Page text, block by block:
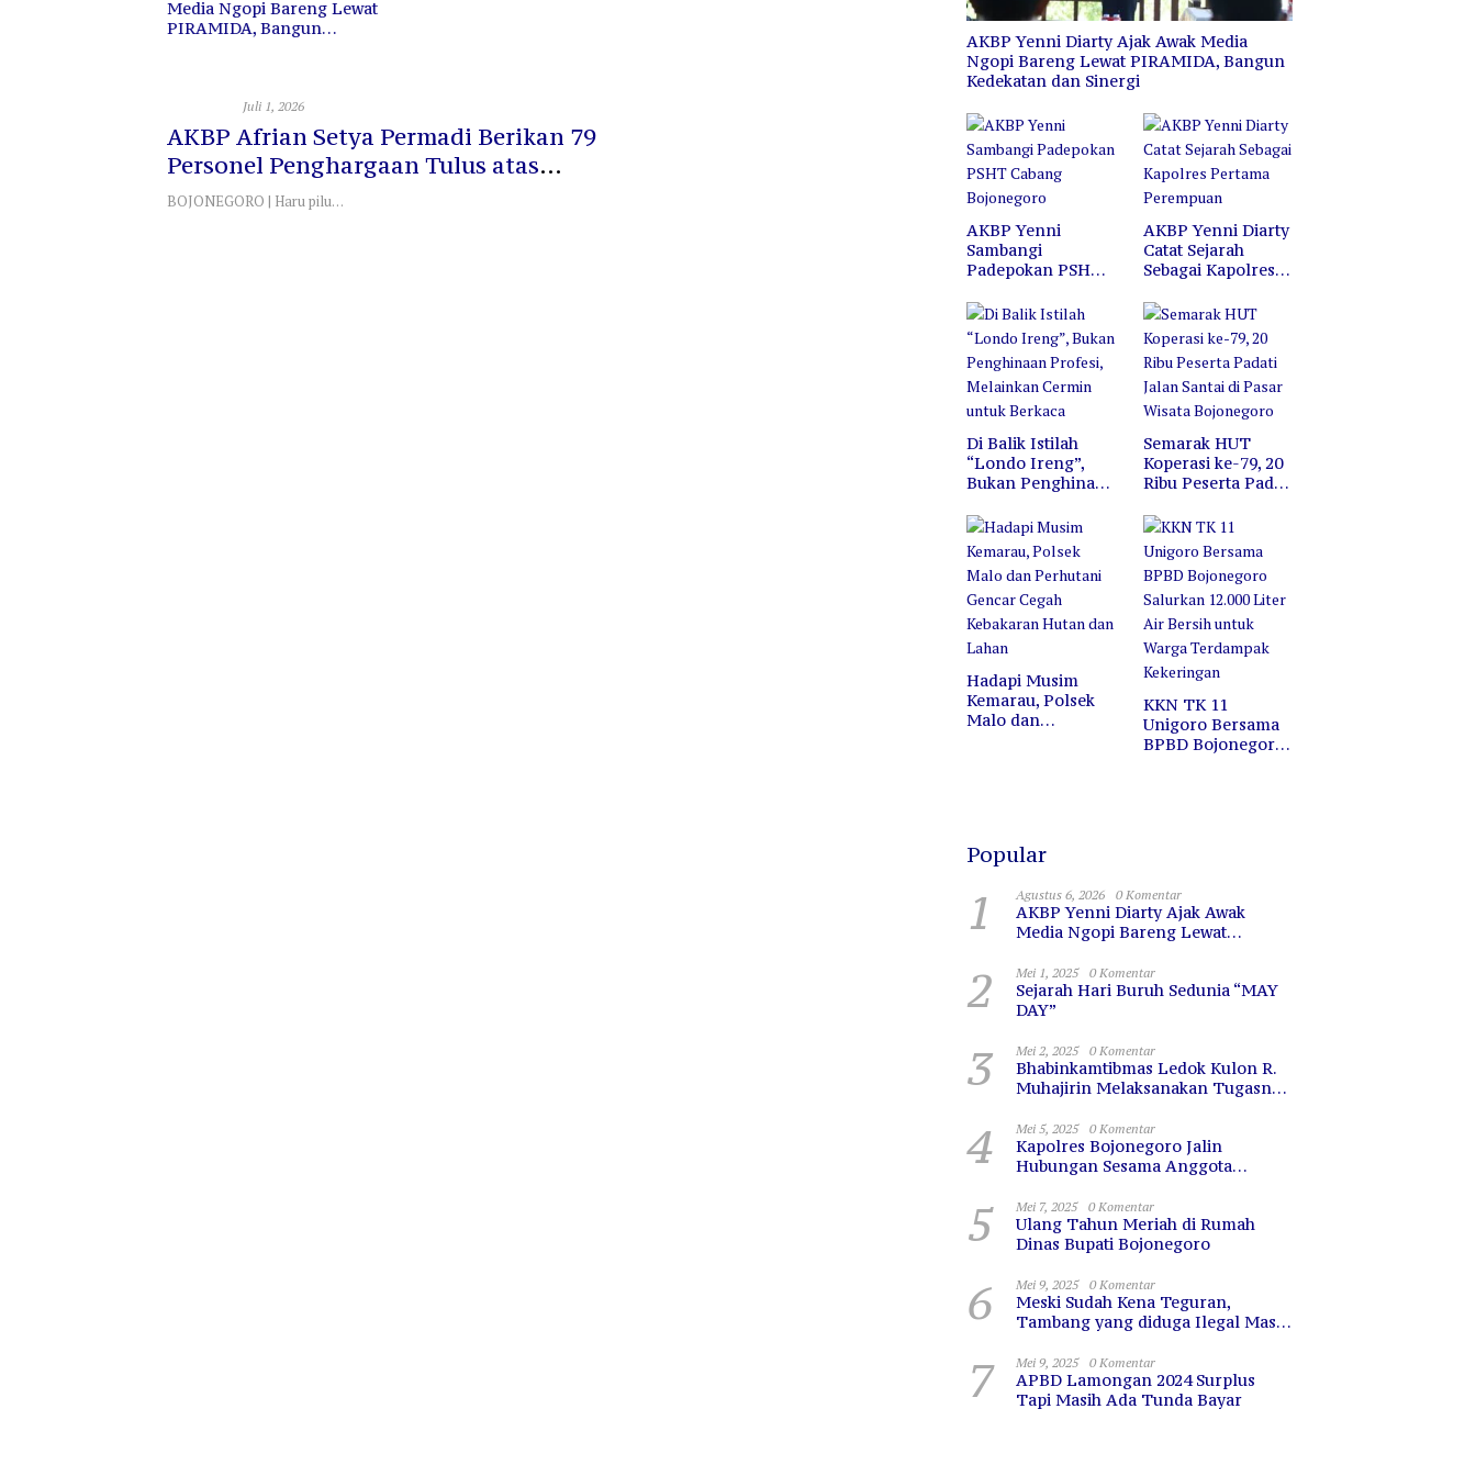
Media Ngopi Bareng Lewat
PIRAMIDA, Bangun
Bojonegoro
Juli 1, 2026
AKBP Afrian Setya Permadi Berikan 79
Personel Penghargaan Tulus atas
Dedikasi
BOJONEGORO | Haru pilu…
AKBP Yenni Diarty Ajak Awak Media
Ngopi Bareng Lewat PIRAMIDA, Bangun
Kedekatan dan Sinergi
AKBP Yenni
Sambangi
Padepokan PSHT
Bojonegoro
AKBP Yenni Diarty
Catat Sejarah
Sebagai Kapolres
Perempuan
Di Balik Istilah
“Londo Ireng”,
Bukan Penghinaan
Cermin untuk
Berkaca
Semarak HUT
Koperasi ke-79, 20
Ribu Peserta Padati
Pasar Wisata
Bojonegoro
Hadapi Musim
Kemarau, Polsek
Malo dan
KKN TK 11
Unigoro Bersama
BPBD Bojonegoro
Popular
1 Agustus 6, 2026 0 Komentar
AKBP Yenni Diarty Ajak Awak
Media Ngopi Bareng Lewat
Sinergi
2 Mei 1, 2025 0 Komentar
Sejarah Hari Buruh Sedunia “MAY
DAY”
3 Mei 2, 2025 0 Komentar
Bhabinkamtibmas Ledok Kulon R.
Muhajirin Melaksanakan Tugasnya
4 Mei 5, 2025 0 Komentar
Kapolres Bojonegoro Jalin
Hubungan Sesama Anggota
5 Mei 7, 2025 0 Komentar
Ulang Tahun Meriah di Rumah
Dinas Bupati Bojonegoro
6 Mei 9, 2025 0 Komentar
Meski Sudah Kena Teguran,
Tambang yang diduga Ilegal Masih
7 Mei 9, 2025 0 Komentar
APBD Lamongan 2024 Surplus
Tapi Masih Ada Tunda Bayar